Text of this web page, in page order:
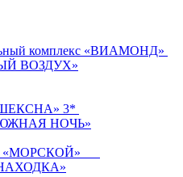
комплекс «ВИАМОНД»
ВОЗДУХ»
3*
НОЧЬ»
«МОРСКОЙ»